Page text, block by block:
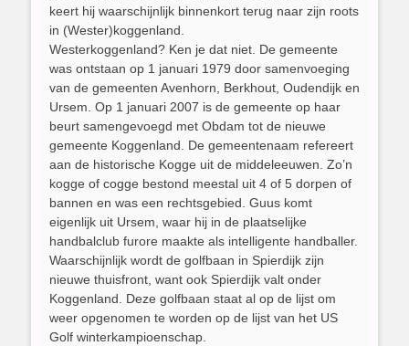
keert hij waarschijnlijk binnenkort terug naar zijn roots
in (Wester)koggenland.
Westerkoggenland? Ken je dat niet. De gemeente
was ontstaan op 1 januari 1979 door samenvoeging
van de gemeenten Avenhorn, Berkhout, Oudendijk en
Ursem. Op 1 januari 2007 is de gemeente op haar
beurt samengevoegd met Obdam tot de nieuwe
gemeente Koggenland. De gemeentenaam refereert
aan de historische Kogge uit de middeleeuwen. Zo’n
kogge of cogge bestond meestal uit 4 of 5 dorpen of
bannen en was een rechtsgebied. Guus komt
eigenlijk uit Ursem, waar hij in de plaatselijke
handbalclub furore maakte als intelligente handballer.
Waarschijnlijk wordt de golfbaan in Spierdijk zijn
nieuwe thuisfront, want ook Spierdijk valt onder
Koggenland. Deze golfbaan staat al op de lijst om
weer opgenomen te worden op de lijst van het US
Golf winterkampioenschap.